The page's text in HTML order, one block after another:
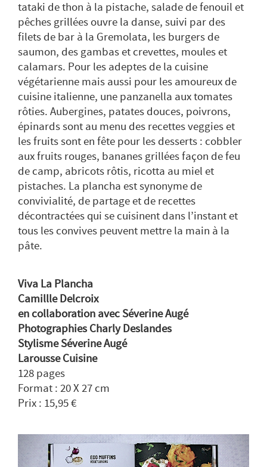
tataki de thon à la pistache, salade de fenouil et
pêches grillées ouvre la danse, suivi par des
filets de bar à la Gremolata, les burgers de
saumon, des gambas et crevettes, moules et
calamars. Pour les adeptes de la cuisine
végétarienne mais aussi pour les amoureux de
cuisine italienne, une panzanella aux tomates
rôties. Aubergines, patates douces, poivrons,
épinards sont au menu des recettes veggies et
les fruits sont en fête pour les desserts : cobbler
aux fruits rouges, bananes grillées façon de feu
de camp, abricots rôtis, ricotta au miel et
pistaches. La plancha est synonyme de
convivialité, de partage et de recettes
décontractées qui se cuisinent dans l’instant et
tous les convives peuvent mettre la main à la
pâte.
Viva La Plancha
Camillle Delcroix
en collaboration avec Séverine Augé
Photographies Charly Deslandes
Stylisme Séverine Augé
Larousse Cuisine
128 pages
Format : 20 X 27 cm
Prix : 15,95 €